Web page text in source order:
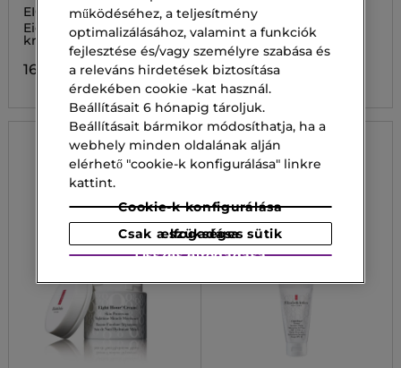
EIGHT HOUR
Eight Hour - Bőrápoló
krém
16 600,00 Ft
EIGHT HOUR
Eight Hour Bőrápoló
krém
16 600,00 Ft
működéséhez, a teljesítmény
optimalizálásához, valamint a funkciók
fejlesztése és/vagy személyre szabása és
a releváns hirdetések biztosítása
érdekében cookie -kat használ.
Beállításait 6 hónapig tároljuk.
Beállításait bármikor módosíthatja, ha a
webhely minden oldalának alján
elérhető "cookie-k konfigurálása" linkre
kattint.
Cookie-k konfigurálása
Csak a szükséges sütik elfogadása
Összes elfogadása